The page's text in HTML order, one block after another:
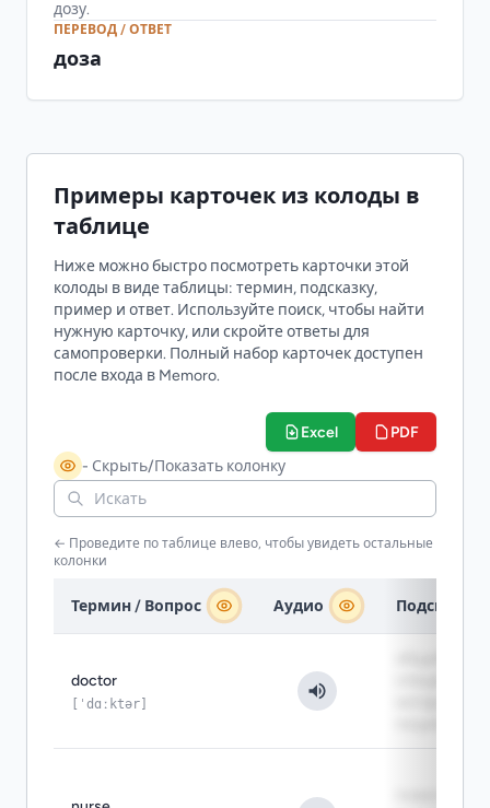
дозу.
ПЕРЕВОД / ОТВЕТ
доза
Примеры карточек из колоды в
таблице
Ниже можно быстро посмотреть карточки этой
колоды в виде таблицы: термин, подсказку,
пример и ответ. Используйте поиск, чтобы найти
нужную карточку, или скройте ответы для
самопроверки. Полный набор карточек доступен
после входа в Memoro.
Excel PDF
- Скрыть/Показать колонку
← Проведите по таблице влево, чтобы увидеть остальные
колонки
Термин / Вопрос Аудио Подсказка
doctor
[ˈdɑːktər]